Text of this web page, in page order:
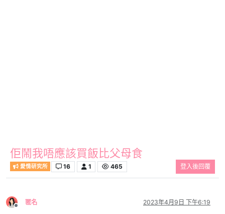
佢鬧我唔應該買飯比父母食
愛情研究所 16 1 465 登入後回覆
離線
匿名 2023年4月9日 下午6:19